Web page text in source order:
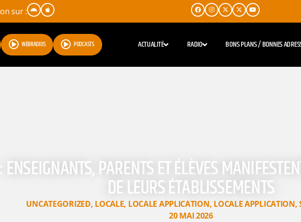
sur :
WEBRADIOS PODCASTS ACTUALITÉ RADIO BONS PLANS / BONNES
PARENTS ET ÉLÈVES
DE LEURS ÉTABLISSEMENTS
UNCATEGORIZED, LOCALE, LOCALE APPLICATION, LOCALE APPLICATION,
20 MAI 2026